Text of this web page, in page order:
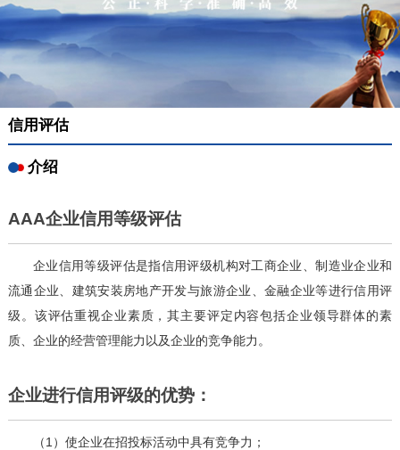
信用评估
介绍
AAA企业信用等级评估
企业信用等级评估是指信用评级机构对工商企业、制造业企业和
流通企业、建筑安装房地产开发与旅游企业、金融企业等进行信用评
级。该评估重视企业素质，其主要评定内容包括企业领导群体的素
质、企业的经营管理能力以及企业的竞争能力。
企业进行信用评级的优势：
（1）使企业在招投标活动中具有竞争力；